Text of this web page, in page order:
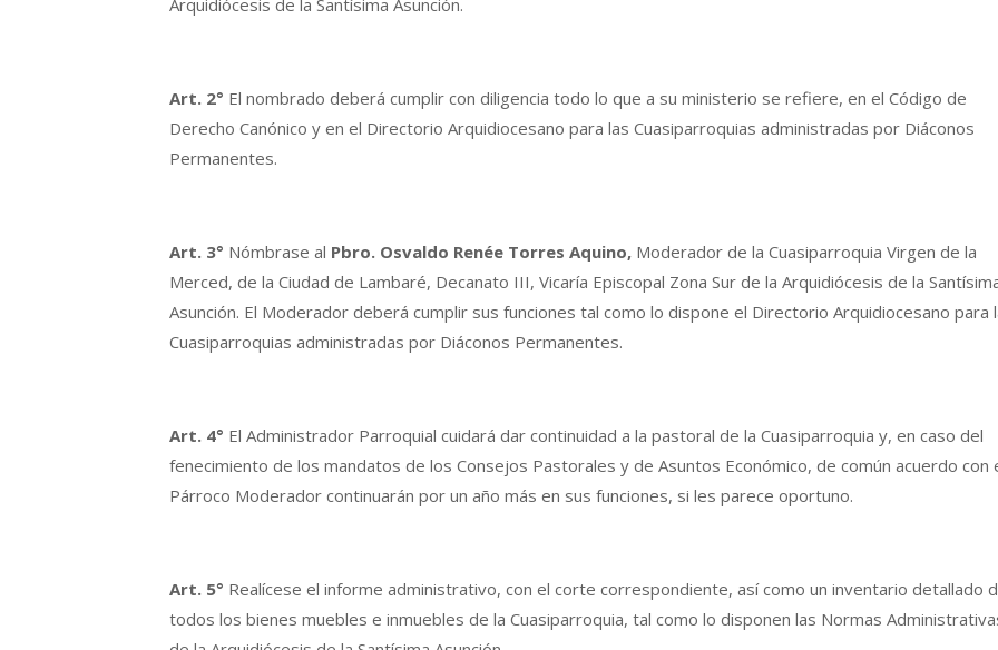
Arquidiócesis de la Santísima Asunción.
Art. 2° El nombrado deberá cumplir con diligencia todo lo que a su ministerio se refiere, en el Código de
Derecho Canónico y en el Directorio Arquidiocesano para las Cuasiparroquias administradas por Diáconos
Permanentes.
Art. 3° Nómbrase al Pbro. Osvaldo Renée Torres Aquino, Moderador de la Cuasiparroquia Virgen de la
Merced, de la Ciudad de Lambaré, Decanato III, Vicaría Episcopal Zona Sur de la Arquidiócesis de la
Asunción. El Moderador deberá cumplir sus funciones tal como lo dispone el Directorio Arquidiocesano para
Cuasiparroquias administradas por Diáconos Permanentes.
Art. 4° El Administrador Parroquial cuidará dar continuidad a la pastoral de la Cuasiparroquia y, en caso del
fenecimiento de los mandatos de los Consejos Pastorales y de Asuntos Económico, de común acuerdo con
Párroco Moderador continuarán por un año más en sus funciones, si les parece oportuno.
Art. 5° Realícese el informe administrativo, con el corte correspondiente, así como un inventario detallado
todos los bienes muebles e inmuebles de la Cuasiparroquia, tal como lo disponen las Normas